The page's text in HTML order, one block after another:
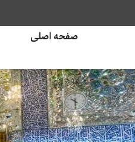
صفحه اصلی